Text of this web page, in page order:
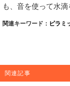
も、音を使って水
関連キーワード： ピラミ
関連記事